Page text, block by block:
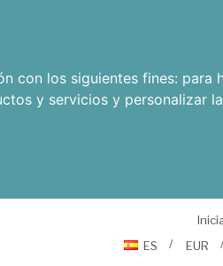
con los siguientes fines: para
y servicios y personalizar
ES
EUR